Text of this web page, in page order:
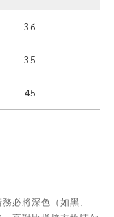
36
35
45
必將深色（如黑、